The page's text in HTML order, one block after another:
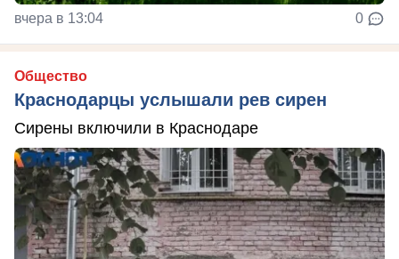
вчера в 13:04 0
Общество
Краснодарцы услышали рев сирен
Сирены включили в Краснодаре